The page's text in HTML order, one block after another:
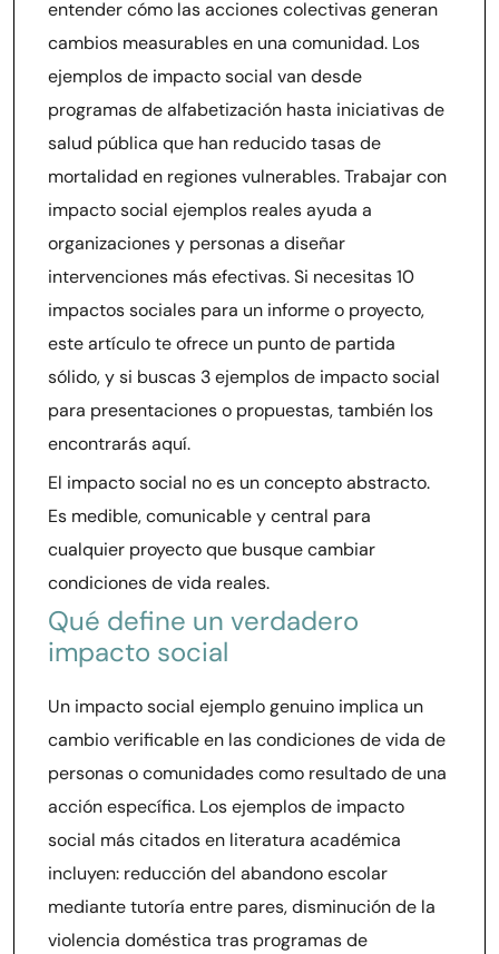
entender cómo las acciones colectivas generan
cambios measurables en una comunidad. Los
ejemplos de impacto social van desde
programas de alfabetización hasta iniciativas de
salud pública que han reducido tasas de
mortalidad en regiones vulnerables. Trabajar con
impacto social ejemplos reales ayuda a
organizaciones y personas a diseñar
intervenciones más efectivas. Si necesitas 10
impactos sociales para un informe o proyecto,
este artículo te ofrece un punto de partida
sólido, y si buscas 3 ejemplos de impacto social
para presentaciones o propuestas, también los
encontrarás aquí.
El impacto social no es un concepto abstracto.
Es medible, comunicable y central para
cualquier proyecto que busque cambiar
condiciones de vida reales.
Qué define un verdadero
impacto social
Un impacto social ejemplo genuino implica un
cambio verificable en las condiciones de vida de
personas o comunidades como resultado de una
acción específica. Los ejemplos de impacto
social más citados en literatura académica
incluyen: reducción del abandono escolar
mediante tutoría entre pares, disminución de la
violencia doméstica tras programas de